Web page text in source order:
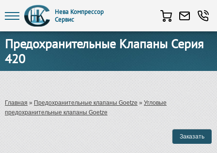
Нева Компрессор
Сервис
Предохранительные Клапаны Серия
420
Вы здесь
Главная»Предохранительные клапаны Goetze»Угловые
предохранительные клапаны Goetze